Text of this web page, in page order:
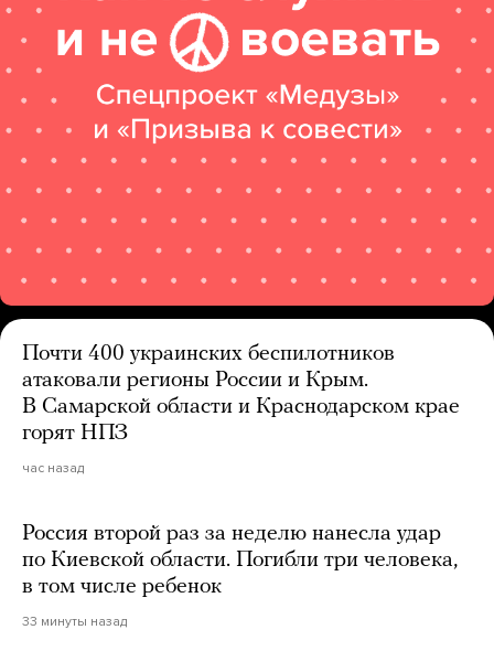
Почти 400 украинских беспилотников
атаковали регионы России и Крым.
В Самарской области и Краснодарском крае
горят НПЗ
час назад
Россия второй раз за неделю нанесла удар
по Киевской области. Погибли три человека,
в том числе ребенок
33 минуты назад